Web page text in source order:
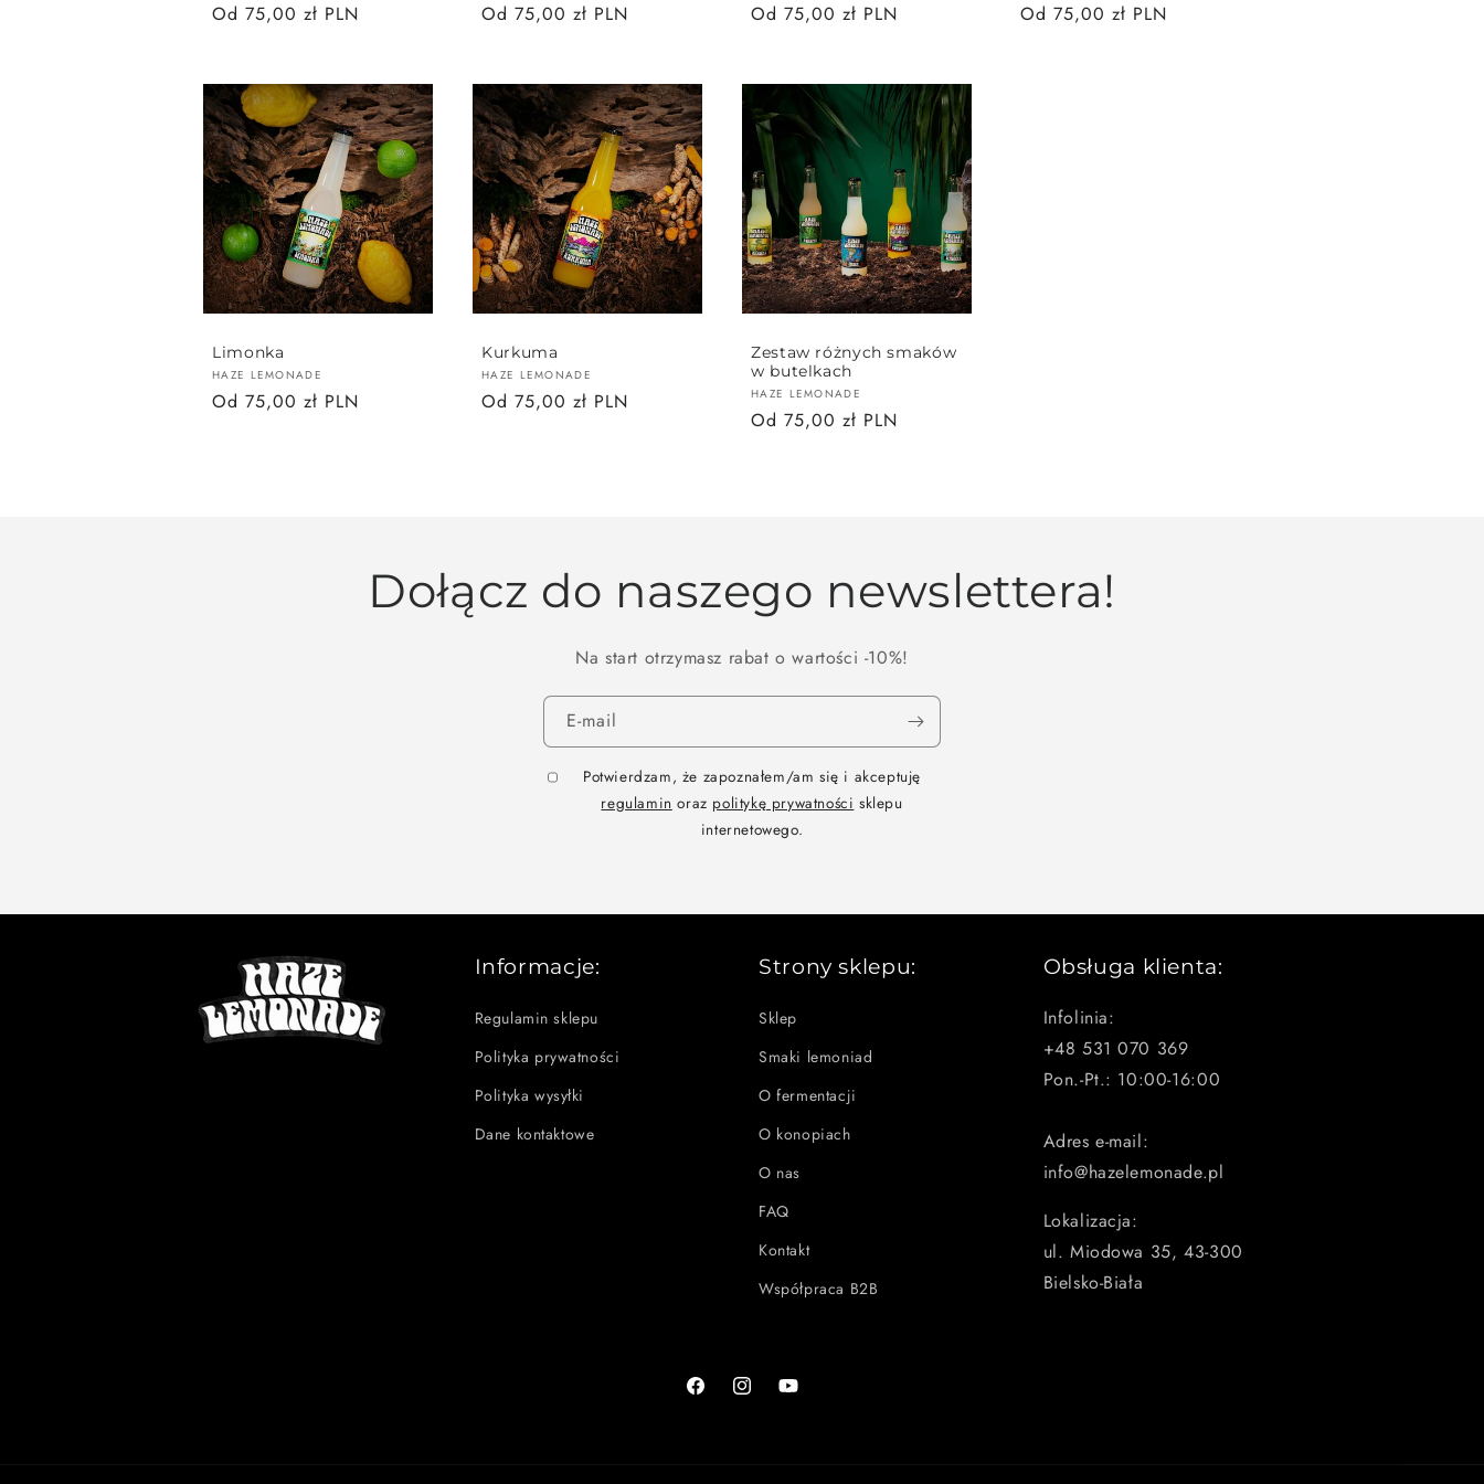
Cena
Od 75,00 zł PLN
Cena
Od 75,00 zł PLN
Cena
Od 75,00 zł PLN
Cena
Od 75,00 zł PLN
Limonka
Dostawca:
HAZE LEMONADE
Cena
Od 75,00 zł PLN
Kurkuma
Dostawca:
HAZE LEMONADE
Cena
Od 75,00 zł PLN
Zestaw różnych smaków
w butelkach
Dostawca:
HAZE LEMONADE
Cena
Od 75,00 zł PLN
Dołącz do naszego newslettera!
Na start otrzymasz rabat o wartości -10%!
E-mail
Potwierdzam, że zapoznałem/am się i akceptuję
regulamin oraz politykę prywatności sklepu
internetowego.
Informacje:
Regulamin sklepu
Polityka prywatności
Polityka wysyłki
Dane kontaktowe
Strony sklepu:
Sklep
Smaki lemoniad
O fermentacji
O konopiach
O nas
FAQ
Kontakt
Współpraca B2B
Obsługa klienta:
Infolinia:
+48 531 070 369
Pon.-Pt.: 10:00-16:00
Adres e-mail:
info@hazelemonade.pl
Lokalizacja:
ul. Miodowa 35, 43-300
Bielsko-Biała
FacebookInstagramYoutube